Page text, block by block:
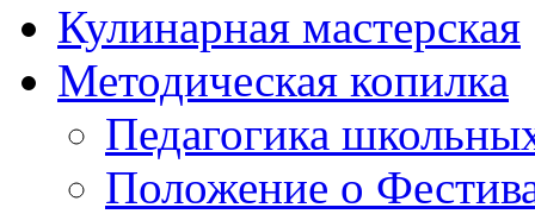
Кулинарная мастерская
Методическая копилка
Педагогика
Положение о